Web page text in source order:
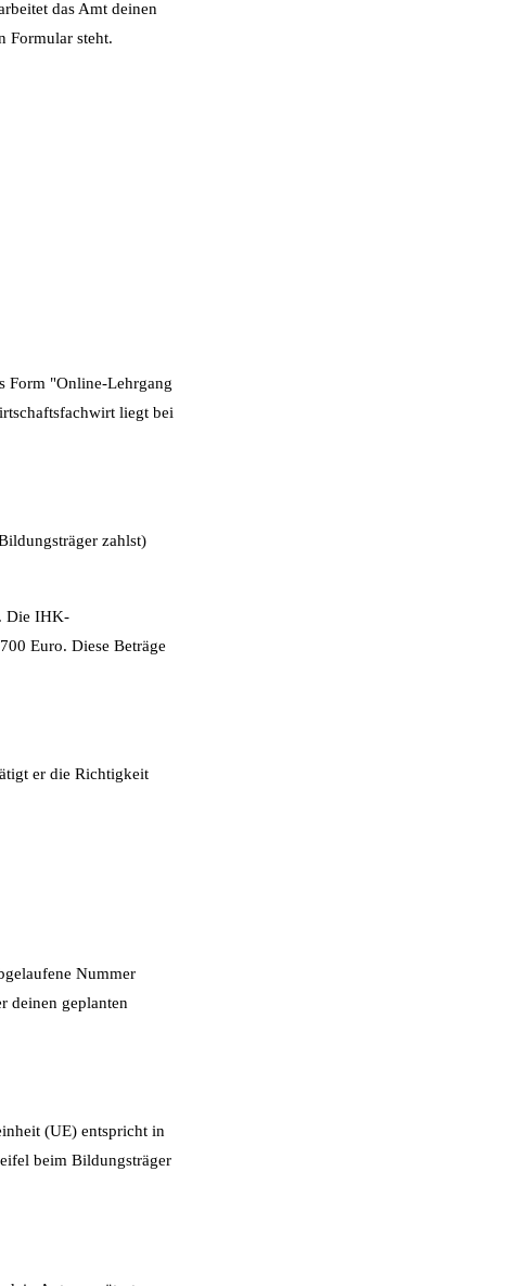
das Amt deinen
Formular steht.
Form "Online-Lehrgang
liegt bei
zahlst)
Die IHK-
Euro. Diese Beträge
er die Richtigkeit
Nummer
deinen geplanten
(UE) entspricht in
beim Bildungsträger